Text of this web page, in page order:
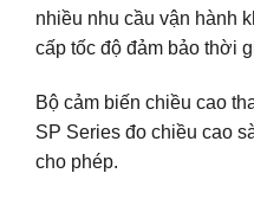
nhiều nhu cầu vận hành
cấp tốc độ đảm bảo thời
Bộ cảm biến chiều cao
SP Series đo chiều cao
cho phép.